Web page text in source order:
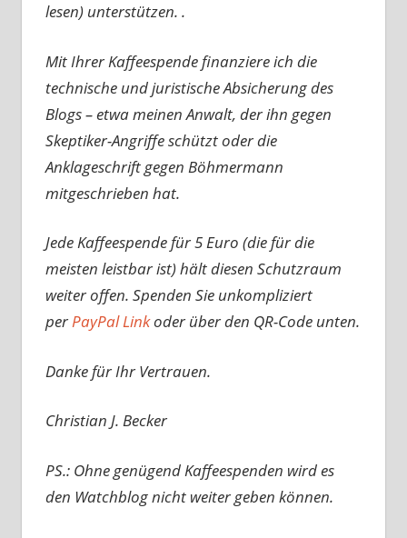
lesen) unterstützen. .
Mit Ihrer Kaffeespende finanziere ich die
technische und juristische Absicherung des
Blogs – etwa meinen Anwalt, der ihn gegen
Skeptiker-Angriffe schützt oder die
Anklageschrift gegen Böhmermann
mitgeschrieben hat.
Jede Kaffeespende für 5 Euro (die für die
meisten leistbar ist) hält diesen Schutzraum
weiter offen. Spenden Sie unkompliziert
perPayPal Linkoder über den QR-Code unten.
Danke für Ihr Vertrauen.
Christian J. Becker
PS.: Ohne genügend Kaffeespenden wird es
den Watchblog nicht weiter geben können.